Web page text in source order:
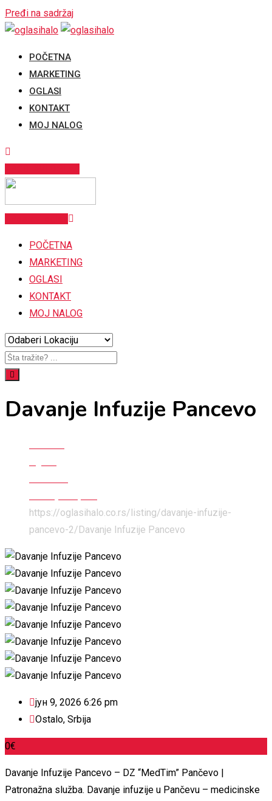
Pređi na sadržaj
POČETNA
MARKETING
OGLASI
KONTAKT
MOJ NALOG
POČETNA
MARKETING
OGLASI
KONTAKT
MOJ NALOG
Davanje Infuzije Pancevo
https://oglasihalo.co.rs/listing/davanje-infuzije-
pancevo-2/ Davanje Infuzije Pancevo
јун 9, 2026 6:26 pm
Ostalo, Srbija
0€
Davanje Infuzije Pancevo – DZ “MedTim” Pančevo |
Patronažna služba. Davanje infuzije u Pančevu – medicinske